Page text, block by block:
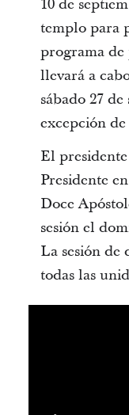
10 de
templo para
programa de
llevará a
sábado 27
excepción
El presidente
Presidente
Doce
sesión el
La sesión de
todas las